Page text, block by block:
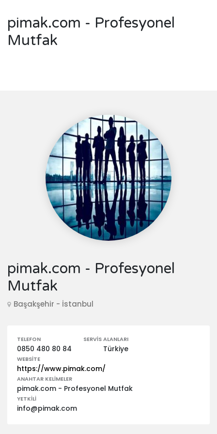
pimak.com - Profesyonel
Mutfak
pimak.com - Profesyonel
Mutfak
Başakşehir - İstanbul
TELEFON
0850 480 80 84
SERVIS ALANLARI
Türkiye
WEBSITE
https://www.pimak.com/
ANAHTAR KELIMELER
pimak.com - Profesyonel Mutfak
YETKILI
info@pimak.com